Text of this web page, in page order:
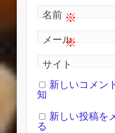
名前 ※
メール
※
サイト
新しいコメン
知
新しい投稿を
る